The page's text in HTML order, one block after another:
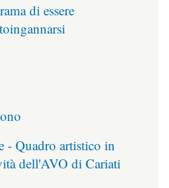
di essere
- Quadro artistico in
dell'AVO di Cariati